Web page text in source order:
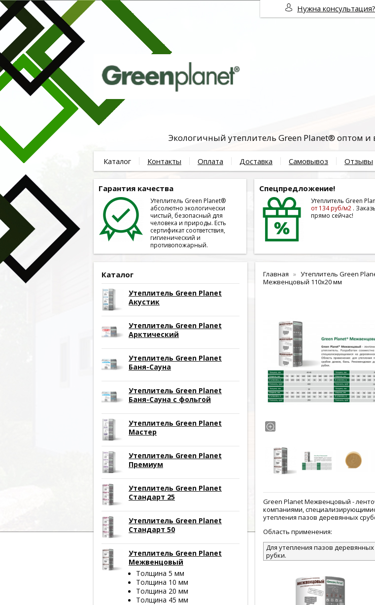
Экологичный утеплитель Green Planet® оптом и
Каталог Контакты Оплата Доставка Самовывоз Отзывы
Гарантия качества
Утеплитель Green Planet®
абсолютно экологически
чистый, безопасный для
человека и природы. Есть
сертификат соответствия,
гигиенический и
противопожарный.
Спецпредложение!
Утеплитель Green
от 134 руб/м2 .
прямо сейчас!
Каталог
Утеплитель Green Planet
Акустик
Утеплитель Green Planet
Арктический
Утеплитель Green Planet
Баня-Сауна
Утеплитель Green Planet
Баня-Сауна с фольгой
Утеплитель Green Planet
Мастер
Утеплитель Green Planet
Премиум
Утеплитель Green Planet
Стандарт 25
Утеплитель Green Planet
Стандарт 50
Утеплитель Green Planet
Межвенцовый
Толщина 5 мм
Толщина 10 мм
Толщина 20 мм
Толщина 45 мм
Главная Утеплитель Green
Межвенцовый 110x20 мм
Green Planet Межвенцовый -
компаниями,
утепления пазов деревянных
Область применения:
Для утепления пазов
рубки.
Нужна консультация?